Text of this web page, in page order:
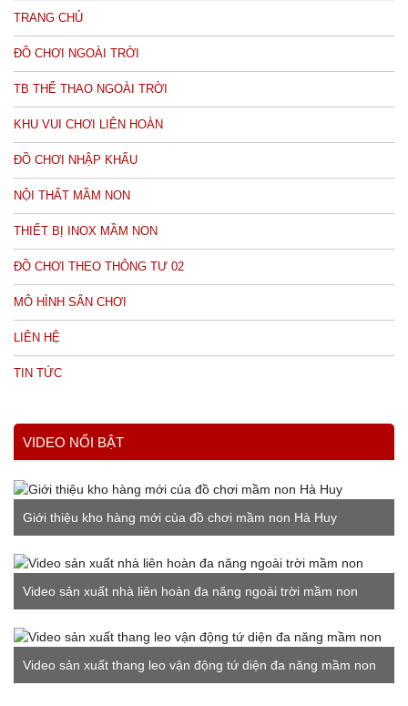
TRANG CHỦ
ĐỒ CHƠI NGOÀI TRỜI
TB THỂ THAO NGOÀI TRỜI
KHU VUI CHƠI LIÊN HOÀN
ĐỒ CHƠI NHẬP KHẨU
NỘI THẤT MẦM NON
THIẾT BỊ INOX MẦM NON
ĐỒ CHƠI THEO THÔNG TƯ 02
MÔ HÌNH SÂN CHƠI
LIÊN HỆ
TIN TỨC
VIDEO NỔI BẬT
Giới thiệu kho hàng mới của đồ chơi mầm non Hà Huy
Video sản xuất nhà liên hoàn đa năng ngoài trời mầm non
Video sản xuất thang leo vận động tứ diện đa năng mầm non